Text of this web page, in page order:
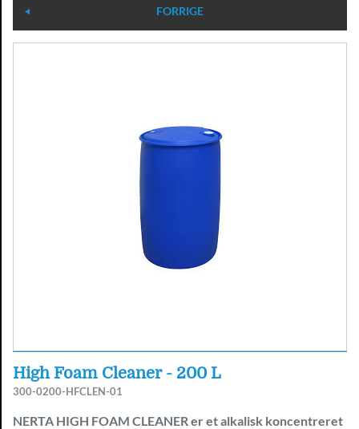
FORRIGE
High Foam Cleaner - 200 L
300-0200-HFCLEN-01
NERTA HIGH FOAM CLEANER er et alkalisk koncentreret